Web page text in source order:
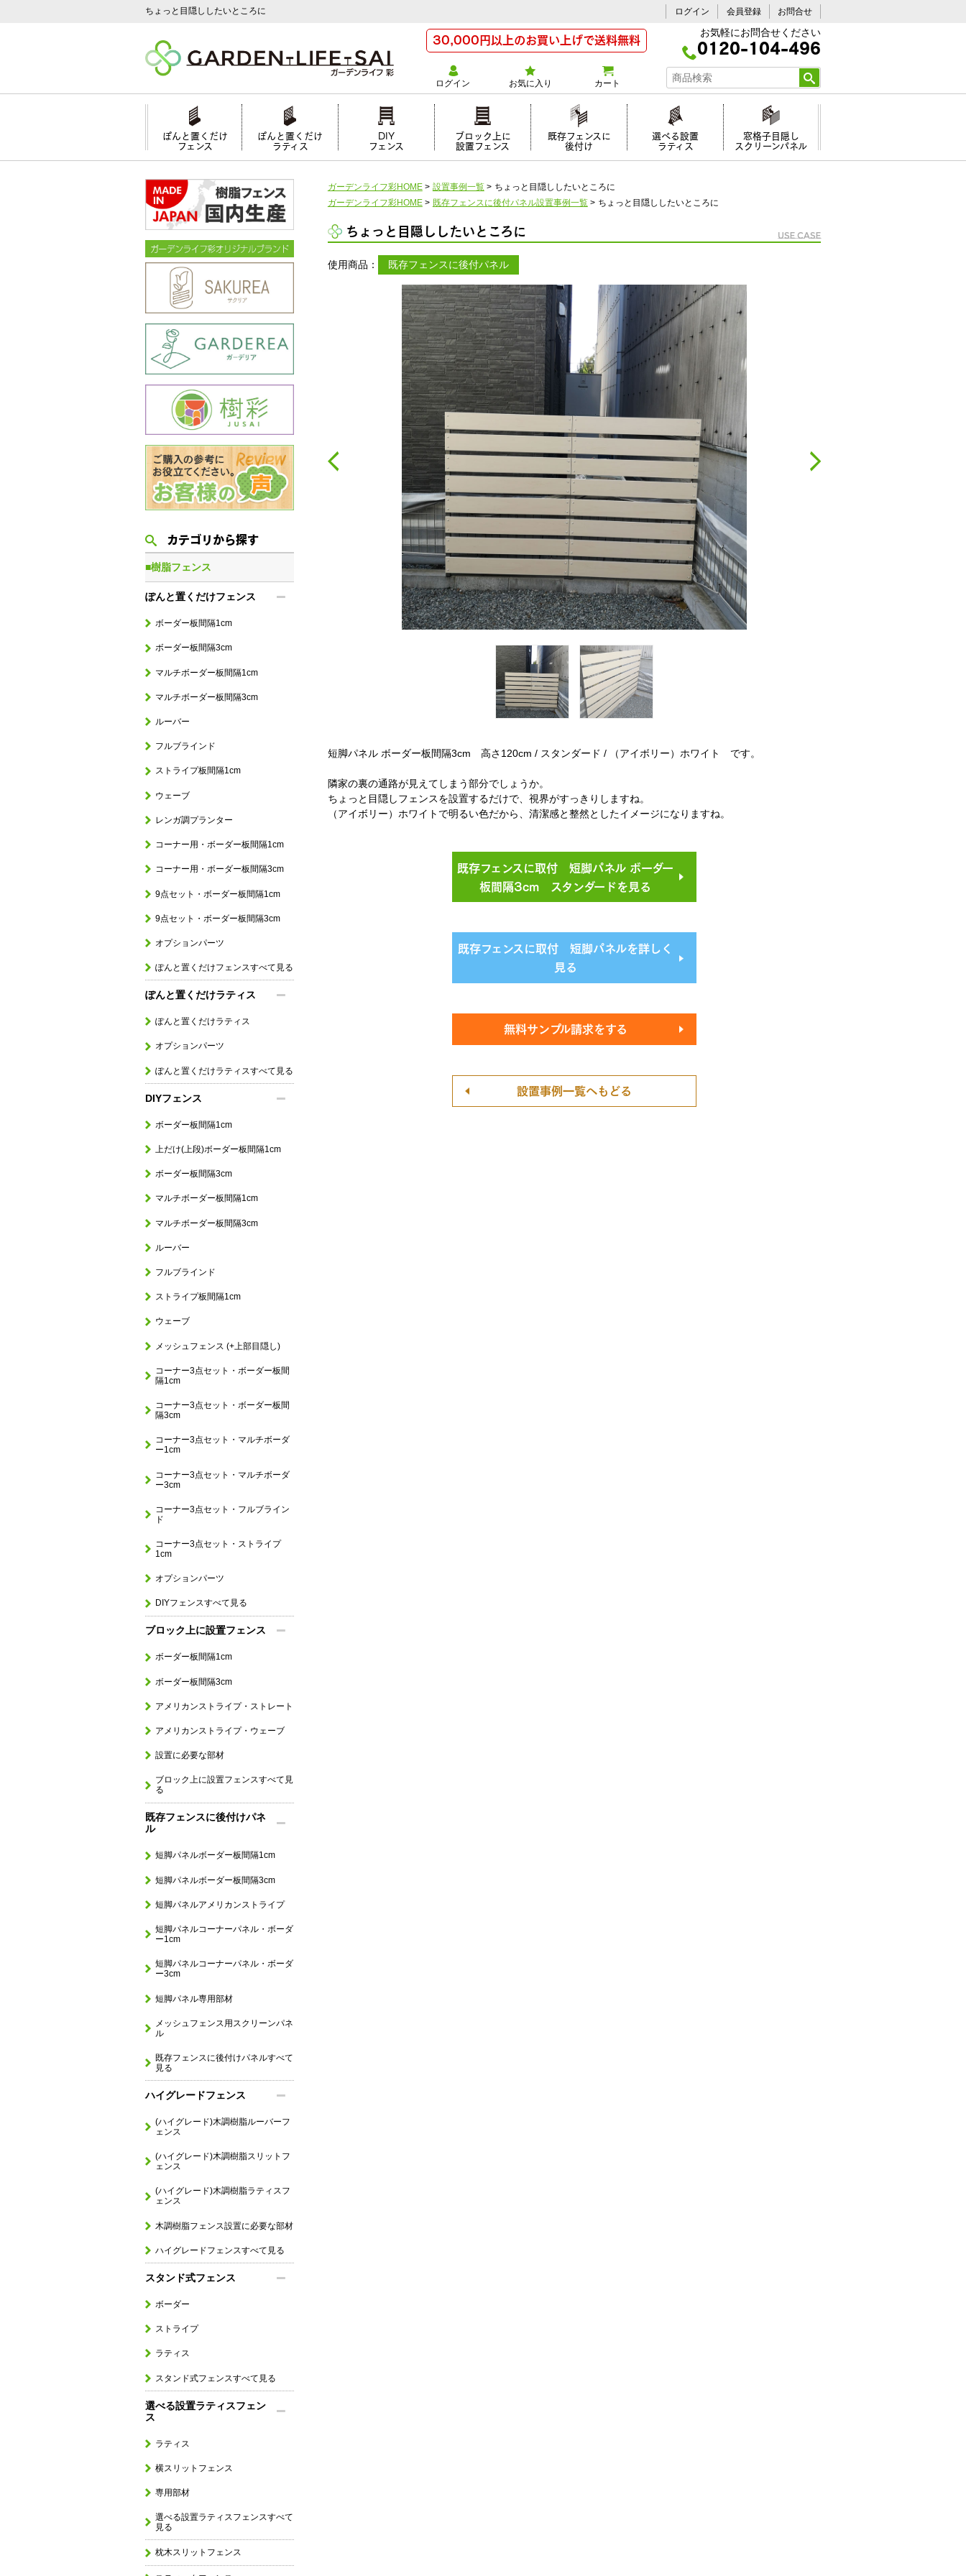
ちょっと目隠ししたいところに ログイン 会員登録 お問合せ
30,000円以上のお買い上げで送料無料 お気軽にお問合せください
0120-104-496
ログイン お気に入り カート
ぽんと置くだけ
フェンス
ぽんと置くだけ
ラティス
DIY
フェンス
ブロック上に
設置フェンス
既存フェンスに
後付け
選べる設置
ラティス
窓格子目隠し
スクリーンパネル
カテゴリから探す
■樹脂フェンス
ぽんと置くだけフェンス
ボーダー板間隔1cm
ボーダー板間隔3cm
マルチボーダー板間隔1cm
マルチボーダー板間隔3cm
ルーバー
フルブラインド
ストライプ板間隔1cm
ウェーブ
レンガ調プランター
コーナー用・ボーダー板間隔1cm
コーナー用・ボーダー板間隔3cm
9点セット・ボーダー板間隔1cm
9点セット・ボーダー板間隔3cm
オプションパーツ
ぽんと置くだけフェンスすべて見る
ぽんと置くだけラティス
ぽんと置くだけラティス
オプションパーツ
ぽんと置くだけラティスすべて見る
DIYフェンス
ボーダー板間隔1cm
上だけ(上段)ボーダー板間隔1cm
ボーダー板間隔3cm
マルチボーダー板間隔1cm
マルチボーダー板間隔3cm
ルーバー
フルブラインド
ストライプ板間隔1cm
ウェーブ
メッシュフェンス (+上部目隠し)
コーナー3点セット・ボーダー板間
隔1cm
コーナー3点セット・ボーダー板間
隔3cm
コーナー3点セット・マルチボーダ
ー1cm
コーナー3点セット・マルチボーダ
ー3cm
コーナー3点セット・フルブライン
ド
コーナー3点セット・ストライプ
1cm
オプションパーツ
DIYフェンスすべて見る
ブロック上に設置フェンス
ボーダー板間隔1cm
ボーダー板間隔3cm
アメリカンストライプ・ストレート
アメリカンストライプ・ウェーブ
設置に必要な部材
ブロック上に設置フェンスすべて見
る
既存フェンスに後付けパネ
ル
短脚パネルボーダー板間隔1cm
短脚パネルボーダー板間隔3cm
短脚パネルアメリカンストライプ
短脚パネルコーナーパネル・ボーダ
ー1cm
短脚パネルコーナーパネル・ボーダ
ー3cm
短脚パネル専用部材
メッシュフェンス用スクリーンパネ
ル
既存フェンスに後付けパネルすべて
見る
ハイグレードフェンス
(ハイグレード)木調樹脂ルーバーフ
ェンス
(ハイグレード)木調樹脂スリットフ
ェンス
(ハイグレード)木調樹脂ラティスフ
ェンス
木調樹脂フェンス設置に必要な部材
ハイグレードフェンスすべて見る
スタンド式フェンス
ボーダー
ストライプ
ラティス
スタンド式フェンスすべて見る
選べる設置ラティスフェン
ス
ラティス
横スリットフェンス
専用部材
選べる設置ラティスフェンスすべて
見る
枕木スリットフェンス
ガーデンライフ彩HOME > 設置事例一覧 > ちょっと目隠ししたいところに
ガーデンライフ彩HOME > 既存フェンスに後付パネル設置事例一覧 > ちょっと目隠ししたいところに
ちょっと目隠ししたいところに Use case
使用商品： 既存フェンスに後付パネル
短脚パネル ボーダー板間隔3cm 高さ120cm / スタンダード / （アイボリー）ホワイト です。
隣家の裏の通路が見えてしまう部分でしょうか。
ちょっと目隠しフェンスを設置するだけで、視界がすっきりしますね。
（アイボリー）ホワイトで明るい色だから、清潔感と整然としたイメージになりますね。
既存フェンスに取付 短脚パネル ボーダー
板間隔3cm スタンダードを見る
既存フェンスに取付 短脚パネルを詳しく
見る
無料サンプル請求をする
設置事例一覧へもどる